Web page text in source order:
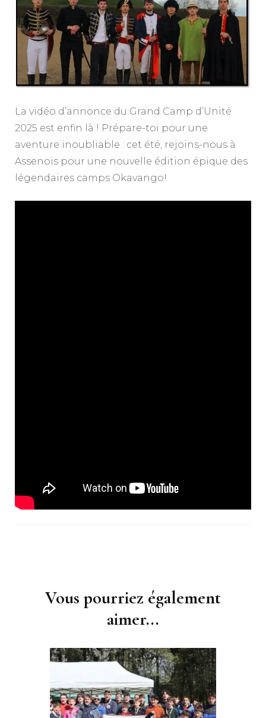
retour
de
l’Empereur
La vidéo d’annonce du Grand Camp d’Unité
2025 est enfin là ! Prépare-toi pour une
aventure inoubliable : cet été, rejoins-nous à
Assenois pour une nouvelle édition épique des
légendaires camps Okavango!
Vous pourriez également
aimer...